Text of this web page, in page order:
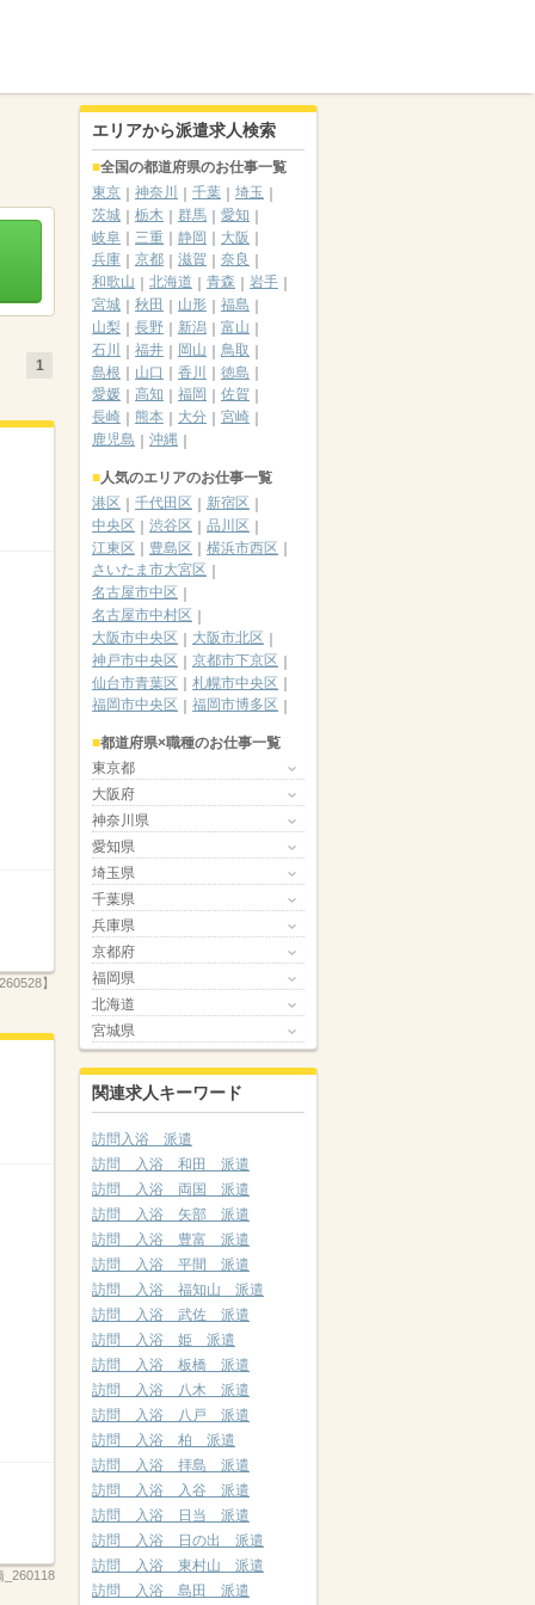
1
】
_260118
エリアから派遣求人検索
全国の都道府県のお仕事一覧
東京
神奈川 千葉
埼玉
茨城
栃木 群馬
愛知
岐阜
三重 静岡
大阪
兵庫
京都 滋賀
奈良
和歌山
北海道 青森
岩手
宮城
秋田 山形
福島
山梨
長野 新潟
富山
石川
福井 岡山
鳥取
島根
山口 香川
徳島
愛媛
高知 福岡
佐賀
長崎
熊本 大分
宮崎
鹿児島
沖縄
人気のエリアのお仕事一覧
港区
千代田区
新宿区
中央区
渋谷区
品川区
江東区
豊島区
横浜市西区
さいたま市大宮区
名古屋市中区
名古屋市中村区
大阪市中央区
大阪市北区
神戸市中央区
京都市下京区
仙台市青葉区
札幌市中央区
福岡市中央区
福岡市博多区
都道府県×職種のお仕事一覧
東京都
大阪府
神奈川県
愛知県
埼玉県
千葉県
兵庫県
京都府
福岡県
北海道
宮城県
関連求人キーワード
訪問入浴 派遣
訪問 入浴 和田 派遣
訪問 入浴 両国 派遣
訪問 入浴 矢部 派遣
訪問 入浴 豊富 派遣
訪問 入浴 平間 派遣
訪問 入浴 福知山 派遣
訪問 入浴 武佐 派遣
訪問 入浴 姫 派遣
訪問 入浴 板橋 派遣
訪問 入浴 八木 派遣
訪問 入浴 八戸 派遣
訪問 入浴 柏 派遣
訪問 入浴 拝島 派遣
訪問 入浴 入谷 派遣
訪問 入浴 日当 派遣
訪問 入浴 日の出 派遣
訪問 入浴 東村山 派遣
訪問 入浴 島田 派遣